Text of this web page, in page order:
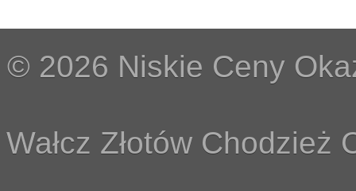
© 2026 Niskie Ceny
Wałcz Złotów